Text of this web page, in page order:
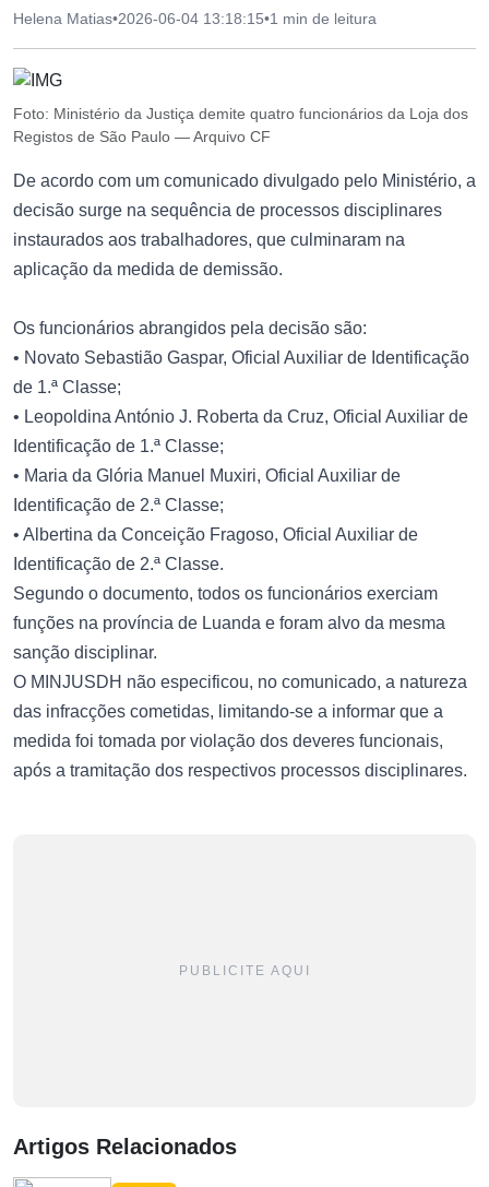
Helena Matias•2026-06-04 13:18:15•1 min de leitura
Foto: Ministério da Justiça demite quatro funcionários da Loja dos
Registos de São Paulo — Arquivo CF
De acordo com um comunicado divulgado pelo Ministério, a
decisão surge na sequência de processos disciplinares
instaurados aos trabalhadores, que culminaram na
aplicação da medida de demissão.
Os funcionários abrangidos pela decisão são:
• Novato Sebastião Gaspar, Oficial Auxiliar de Identificação
de 1.ª Classe;
• Leopoldina António J. Roberta da Cruz, Oficial Auxiliar de
Identificação de 1.ª Classe;
• Maria da Glória Manuel Muxiri, Oficial Auxiliar de
Identificação de 2.ª Classe;
• Albertina da Conceição Fragoso, Oficial Auxiliar de
Identificação de 2.ª Classe.
Segundo o documento, todos os funcionários exerciam
funções na província de Luanda e foram alvo da mesma
sanção disciplinar.
O MINJUSDH não especificou, no comunicado, a natureza
das infracções cometidas, limitando-se a informar que a
medida foi tomada por violação dos deveres funcionais,
após a tramitação dos respectivos processos disciplinares.
PUBLICITE AQUI
Artigos Relacionados